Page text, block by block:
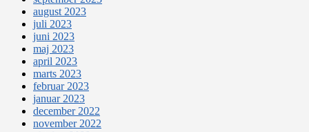
august 2023
juli 2023
juni 2023
maj 2023
april 2023
marts 2023
februar 2023
januar 2023
december 2022
november 2022